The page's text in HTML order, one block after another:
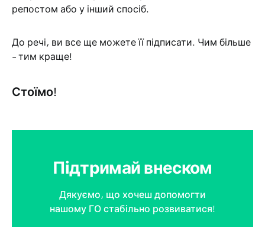
репостом або у інший спосіб.
До речі, ви все ще можете її підписати. Чим більше
– тим краще!
Стоїмо!
Підтримай внеском
Дякуємо, що хочеш допомогти
нашому ГО стабільно розвиватися!